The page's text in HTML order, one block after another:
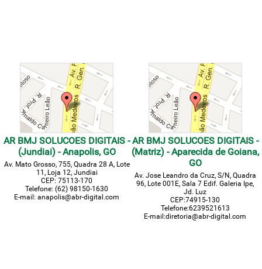
AR BMJ SOLUCOES DIGITAIS -
(Jundiai) - Anapolis, GO
Av. Mato Grosso, 755, Quadra 28 A, Lote
11, Loja 12, Jundiai
CEP: 75113-170
Telefone: (62) 98150-1630
E-mail: anapolis@abr-digital.com
AR BMJ SOLUCOES DIGITAIS -
(Matriz) - Aparecida de Goiana,
GO
Av. Jose Leandro da Cruz, S/N, Quadra
96, Lote 001E, Sala 7 Edif. Galeria Ipe,
Jd. Luz
CEP:74915-130
Telefone:6239521613
E-mail:diretoria@abr-digital.com